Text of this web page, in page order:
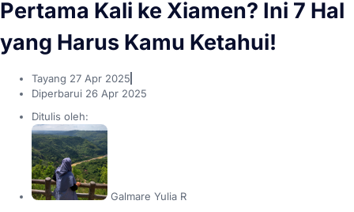
Pertama Kali ke Xiamen? Ini 7 Hal
yang Harus Kamu Ketahui!
Tayang 27 Apr 2025
Diperbarui 26 Apr 2025
Ditulis oleh:
Galmare Yulia R